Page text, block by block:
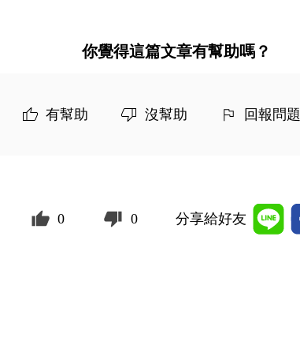
你覺得這篇文章有幫助嗎？
有幫助 沒幫助 回報問題
0 0 分享給好友